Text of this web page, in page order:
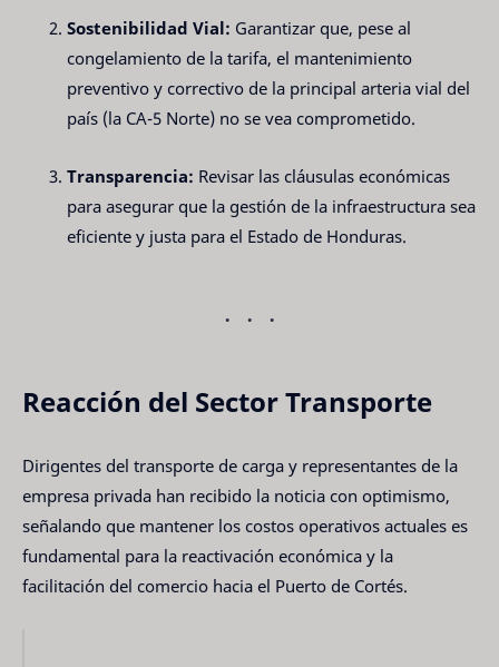
Sostenibilidad Vial: Garantizar que, pese al
congelamiento de la tarifa, el mantenimiento
preventivo y correctivo de la principal arteria vial del
país (la CA-5 Norte) no se vea comprometido.
Transparencia: Revisar las cláusulas económicas
para asegurar que la gestión de la infraestructura sea
eficiente y justa para el Estado de Honduras.
Reacción del Sector Transporte
Dirigentes del transporte de carga y representantes de la
empresa privada han recibido la noticia con optimismo,
señalando que mantener los costos operativos actuales es
fundamental para la reactivación económica y la
facilitación del comercio hacia el Puerto de Cortés.